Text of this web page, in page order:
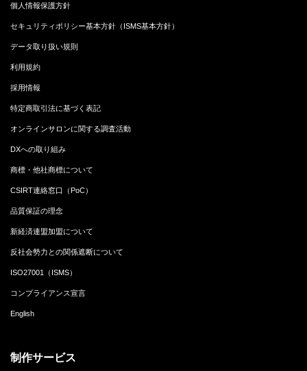
個人情報保護方針
セキュリティポリシー基本方針（ISMS基本方針）
データ取り扱い規則
利用規約
採用情報
特定商取引法に基づく表記
オンラインサロンに関する調査活動
DXへの取り組み
商標・他社商標について
CSIRT連絡窓口（PoC）
品質保証の理念
新経済連盟加盟について
反社会勢力との関係遮断について
ISO27001（ISMS）
コンプライアンス宣言
English
制作サービス